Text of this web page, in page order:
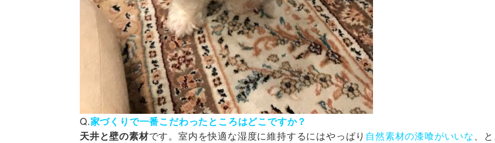
Q.家づくりで一番こだわったところはどこですか？
天井と壁の素材です。室内を快適な湿度に維持するにはやっぱり 自然素材の漆喰がいいな、と